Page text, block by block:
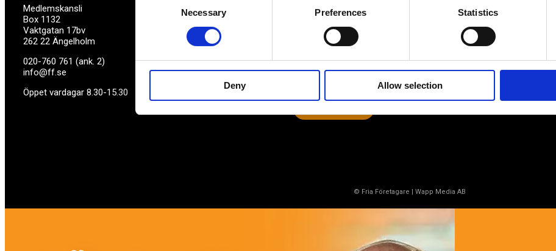
Necessary Preferences Statistics
Deny Allow selection
Medlemskansli
Box 1132
Vaktgatan 17bv
262 22 Ängelholm
020-760 761 (ank. 2)
info@ff.se
Öppet vardagar 8.30-15.30
Ett medlemskap späckat med
småföretagaranpassade medlemstjänster och
förmåner. Din egen inköpsavdelning, rådgivning,
försäkringspaket och mycket mer. Vi fokuserar på
fokus. Vi är själva småföretagare och vet hur
© Fria Företagare | Wapp Media AB